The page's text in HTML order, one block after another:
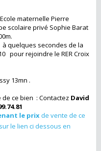
maternelle Pierre
scolaire privé Sophie Barat
quelques secondes de la
pour rejoindre le RER Croix
13mn .
ce bien : Contactez David
le prixde vente de ce
le lien ci dessous en